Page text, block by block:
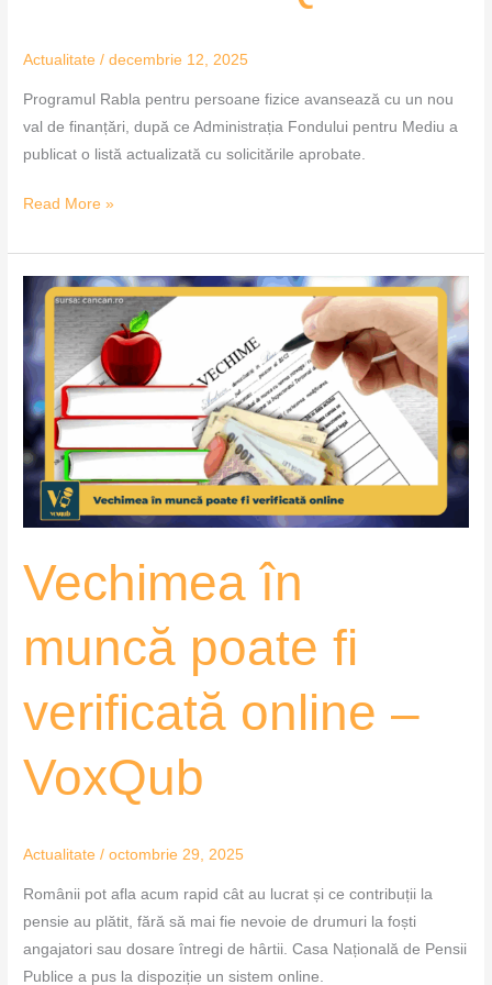
Actualitate /decembrie 12, 2025
Programul Rabla pentru persoane fizice avansează cu un nou
val de finanțări, după ce Administrația Fondului pentru Mediu a
publicat o listă actualizată cu solicitările aprobate.
Read More »
Vechimea în
muncă poate fi
verificată online –
VoxQub
Actualitate /octombrie 29, 2025
Românii pot afla acum rapid cât au lucrat și ce contribuții la
pensie au plătit, fără să mai fie nevoie de drumuri la foști
angajatori sau dosare întregi de hârtii. Casa Națională de Pensii
Publice a pus la dispoziție un sistem online.
Vechimea
în
muncă
poate
verificată
online
–
VoxQub